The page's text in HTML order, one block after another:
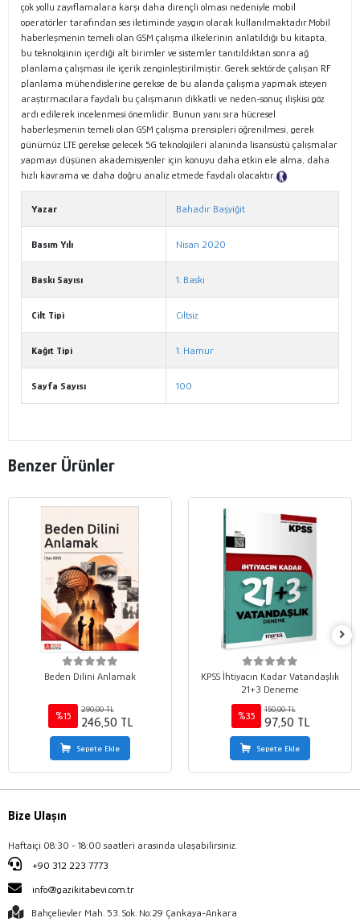
çok yollu zayıflamalara karşı daha dirençli olması nedeniyle mobil
operatörler tarafından ses iletiminde yaygın olarak kullanılmaktadır.Mobil
haberleşmenin temeli olan GSM çalışma ilkelerinin anlatıldığı bu kitapta,
bu teknolojinin içerdiği alt birimler ve sistemler tanıtıldıktan sonra ağ
planlama çalışması ile içerik zenginleştirilmiştir. Gerek sektörde çalışan RF
planlama mühendislerine gerekse de bu alanda çalışma yapmak isteyen
araştırmacılara faydalı bu çalışmanın dikkatli ve neden-sonuç ilişkisi göz
ardı edilerek incelenmesi önemlidir. Bunun yanı sıra hücresel
haberleşmenin temeli olan GSM çalışma prensipleri öğrenilmesi, gerek
günümüz LTE gerekse gelecek 5G teknolojileri alanında lisansüstü çalışmalar
yapmayı düşünen akademisyenler için konuyu daha etkin ele alma, daha
hızlı kavrama ve daha doğru analiz etmede faydalı olacaktır.
Yazar Bahadır Başyiğit
Basım Yılı Nisan 2020
Baskı Sayısı 1. Baskı
Cilt Tipi Ciltsiz
Kağıt Tipi 1. Hamur
Sayfa Sayısı 100
Benzer Ürünler
Beden Dilini Anlamak
%15
290,00 TL
246,50 TL
Sepete Ekle
KPSS İhtiyacın Kadar Vatandaşlık
21+3 Deneme
%35
150,00 TL
97,50 TL
Sepete Ekle
Bize Ulaşın
Haftaiçi 08:30 - 18:00 saatleri arasında ulaşabilirsiniz.
+90 312 223 7773
info@gazikitabevi.com.tr
Bahçelievler Mah. 53. Sok. No:29 Çankaya-Ankara